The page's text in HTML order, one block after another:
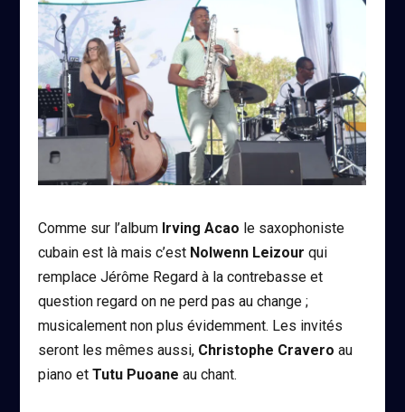
Comme sur l’album Irving Acao le saxophoniste
cubain est là mais c’est Nolwenn Leizour qui
remplace Jérôme Regard à la contrebasse et
question regard on ne perd pas au change ;
musicalement non plus évidemment. Les invités
seront les mêmes aussi, Christophe Cravero au
piano etTutu Puoane au chant.